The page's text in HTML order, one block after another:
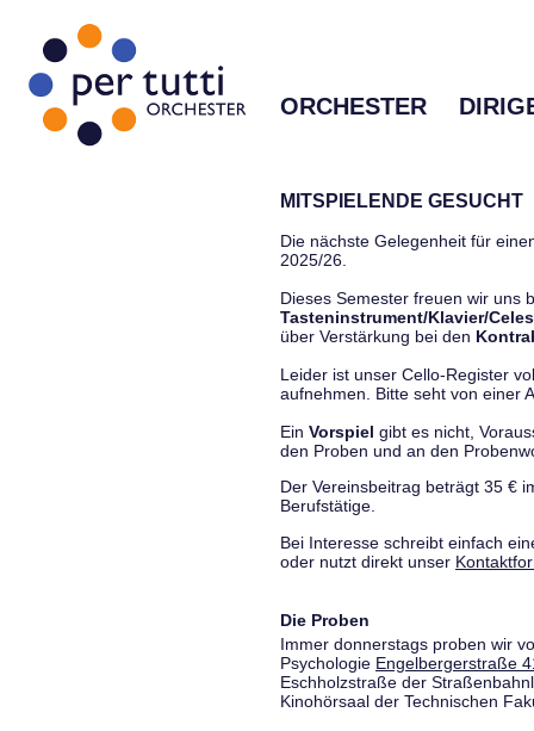
ORCHESTER
MITSPIELENDE GESUCHT
Die nächste Gelegenheit für
2025/26.
Dieses Semester freuen wir uns
Tasteninstrument/Klavier/
über Verstärkung bei den
Leider ist unser Cello-Register
aufnehmen. Bitte seht von einer
Ein Vorspiel gibt es nicht,
den Proben und an den
Der Vereinsbeitrag beträgt 35 €
Berufstätige.
Bei Interesse schreibt einfach
oder nutzt direkt unser
Die Proben
Immer donnerstags proben wir
Psychologie Engelbergerstraße
Eschholzstraße der
Kinohörsaal der Technischen